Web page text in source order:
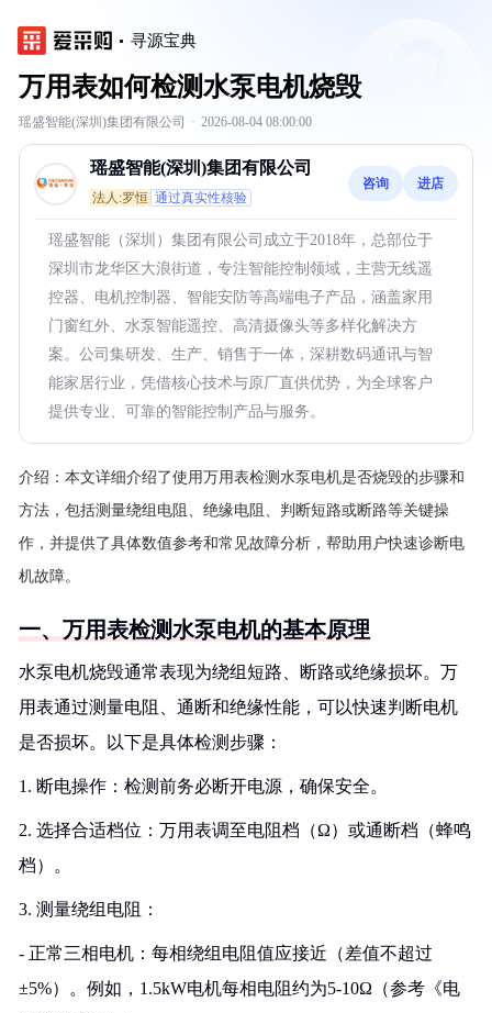
寻源宝典
万用表如何检测水泵电机烧毁
瑶盛智能(深圳)集团有限公司 · 2026-08-04 08:00:00
瑶盛智能(深圳)集团有限公司
法人:罗恒 通过真实性核验
咨询 进店
瑶盛智能（深圳）集团有限公司成立于2018年，总部位于
深圳市龙华区大浪街道，专注智能控制领域，主营无线遥
控器、电机控制器、智能安防等高端电子产品，涵盖家用
门窗红外、水泵智能遥控、高清摄像头等多样化解决方
案。公司集研发、生产、销售于一体，深耕数码通讯与智
能家居行业，凭借核心技术与原厂直供优势，为全球客户
提供专业、可靠的智能控制产品与服务。
介绍： 本文详细介绍了使用万用表检测水泵电机是否烧毁的步骤和
方法，包括测量绕组电阻、绝缘电阻、判断短路或断路等关键操
作，并提供了具体数值参考和常见故障分析，帮助用户快速诊断电
机故障。
一、万用表检测水泵电机的基本原理
水泵电机烧毁通常表现为绕组短路、断路或绝缘损坏。万
用表通过测量电阻、通断和绝缘性能，可以快速判断电机
是否损坏。以下是具体检测步骤：
1. 断电操作：检测前务必断开电源，确保安全。
2. 选择合适档位：万用表调至电阻档（Ω）或通断档（蜂鸣
档）。
3. 测量绕组电阻：
- 正常三相电机：每相绕组电阻值应接近（差值不超过
±5%）。例如，1.5kW电机每相电阻约为5-10Ω（参考《电